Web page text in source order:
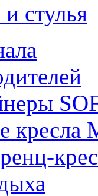
стулья